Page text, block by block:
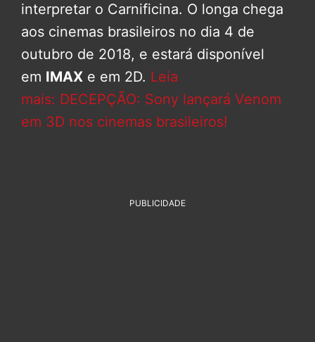
interpretar o Carnificina. O longa chega
aos cinemas brasileiros no dia 4 de
outubro de 2018, e estará disponível
em IMAX e em 2D. Leia
mais: DECEPÇÃO: Sony lançará Venom
em 3D nos cinemas brasileiros!
PUBLICIDADE